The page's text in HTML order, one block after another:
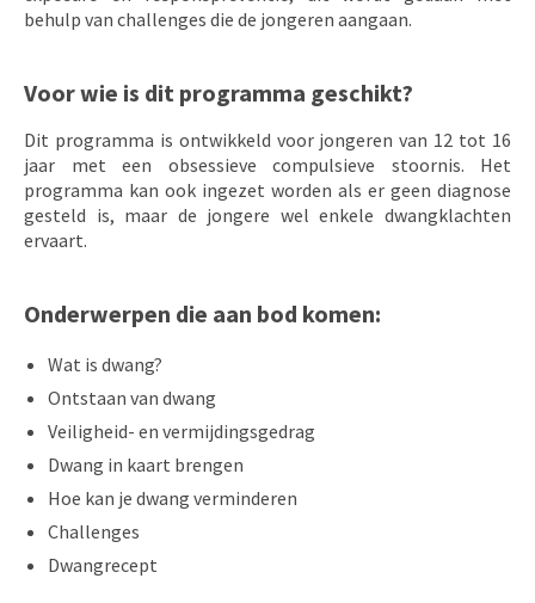
behulp van challenges die de jongeren aangaan.
Voor wie is dit programma geschikt?
Dit programma is ontwikkeld voor jongeren van 12 tot 16
jaar met een obsessieve compulsieve stoornis. Het
programma kan ook ingezet worden als er geen diagnose
gesteld is, maar de jongere wel enkele dwangklachten
ervaart.
Onderwerpen die aan bod komen:
Wat is dwang?
Ontstaan van dwang
Veiligheid- en vermijdingsgedrag
Dwang in kaart brengen
Hoe kan je dwang verminderen
Challenges
Dwangrecept